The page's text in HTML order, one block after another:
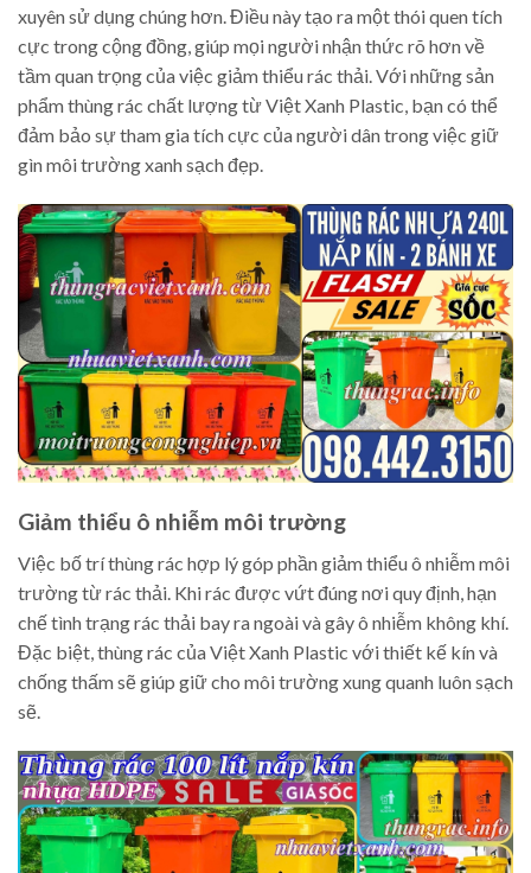
xuyên sử dụng chúng hơn. Điều này tạo ra một thói quen tích
cực trong cộng đồng, giúp mọi người nhận thức rõ hơn về
tầm quan trọng của việc giảm thiểu rác thải. Với những sản
phẩm thùng rác chất lượng từ Việt Xanh Plastic, bạn có thể
đảm bảo sự tham gia tích cực của người dân trong việc giữ
gìn môi trường xanh sạch đẹp.
Giảm thiểu ô nhiễm môi trường
Việc bố trí thùng rác hợp lý góp phần giảm thiểu ô nhiễm môi
trường từ rác thải. Khi rác được vứt đúng nơi quy định, hạn
chế tình trạng rác thải bay ra ngoài và gây ô nhiễm không khí.
Đặc biệt, thùng rác của Việt Xanh Plastic với thiết kế kín và
chống thấm sẽ giúp giữ cho môi trường xung quanh luôn sạch
sẽ.